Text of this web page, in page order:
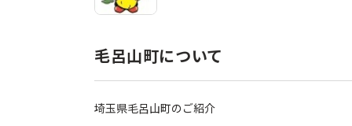
毛呂山町について
埼玉県毛呂山町のご紹介